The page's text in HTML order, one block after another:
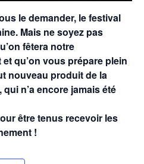
le demander, le festival
Mais ne soyez pas
fêtera notre
qu’on vous prépare plein
nouveau produit de la
n’a encore jamais été
être tenus recevoir les
!